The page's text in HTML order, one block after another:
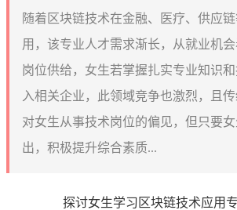
随着区块链技术在金融、医疗、供应
用，该专业人才需求渐长，从就业机
岗位供给，女生若掌握扎实专业知识
入相关企业，此领域竞争也激烈，且
对女生从事技术岗位的偏见，但只要
出，积极提升综合素质...
探讨女生学习区块链技术应用